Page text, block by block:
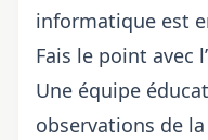
informatique est
Fais le point avec
Une équipe
observations de